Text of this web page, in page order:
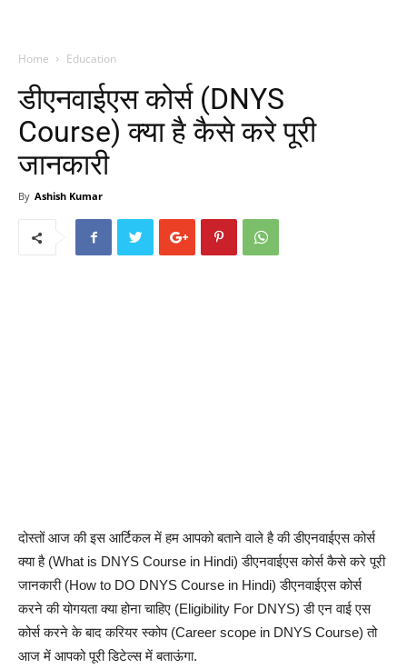
Home Education
डीएनवाईएस कोर्स (DNYS
Course) क्या है कैसे करे पूरी
जानकारी
By Ashish Kumar
दोस्तों आज की इस आर्टिकल में हम आपको बताने वाले है की डीएनवाईएस कोर्स
क्या है (What is DNYS Course in Hindi) डीएनवाईएस कोर्स कैसे करे पूरी
जानकारी (How to DO DNYS Course in Hindi) डीएनवाईएस कोर्स
करने की योगयता क्या होना चाहिए (Eligibility For DNYS) डी एन वाई एस
कोर्स करने के बाद करियर स्कोप (Career scope in DNYS Course) तो
आज में आपको पूरी डिटेल्स में बताऊंगा.